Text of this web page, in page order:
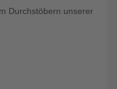
Durchstöbern unserer